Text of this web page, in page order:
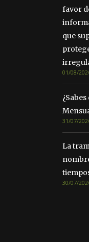
favor
que
01/08/
31/07/
La
30/07/